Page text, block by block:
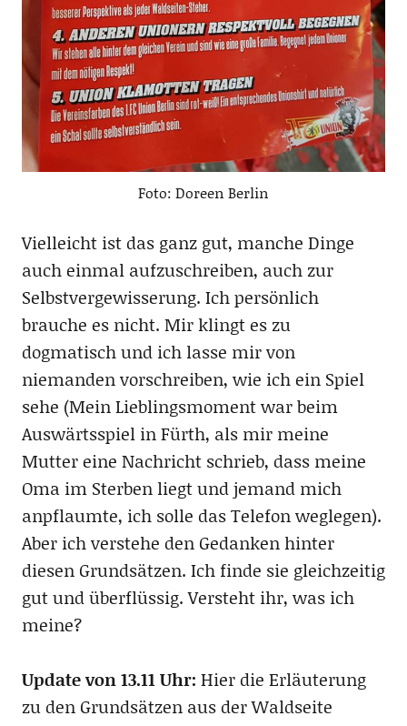
Foto: Doreen Berlin
Vielleicht ist das ganz gut, manche Dinge
auch einmal aufzuschreiben, auch zur
Selbstvergewisserung. Ich persönlich
brauche es nicht. Mir klingt es zu
dogmatisch und ich lasse mir von
niemanden vorschreiben, wie ich ein Spiel
sehe (Mein Lieblingsmoment war beim
Auswärtsspiel in Fürth, als mir meine
Mutter eine Nachricht schrieb, dass meine
Oma im Sterben liegt und jemand mich
anpflaumte, ich solle das Telefon weglegen).
Aber ich verstehe den Gedanken hinter
diesen Grundsätzen. Ich finde sie gleichzeitig
gut und überflüssig. Versteht ihr, was ich
meine?
Update von 13.11 Uhr: Hier die Erläuterung
zu den Grundsätzen aus der Waldseite